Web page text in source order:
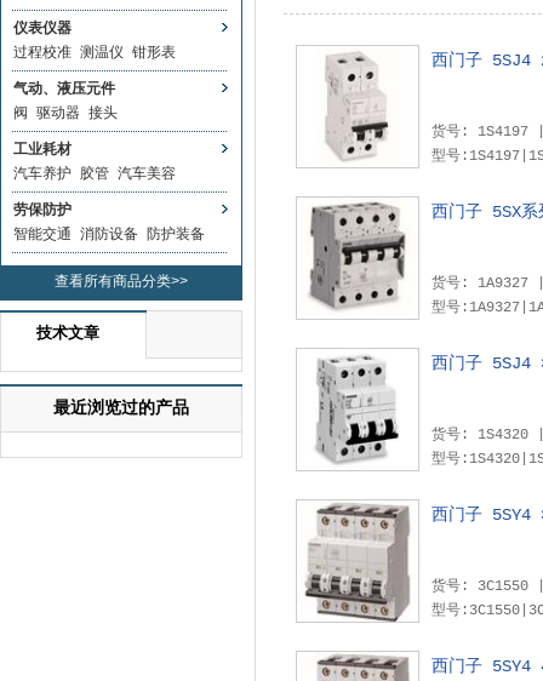
仪表仪器
过程校准 测温仪 钳形表
气动、液压元件
阀
驱动器 接头
工业耗材
汽车养护 胶管 汽车美容
劳保防护
智能交通 消防设备 防护装备
查看所有商品分类>>
技术文章
最近浏览过的产品
西门子 5SJ4
型号
西门子 5SX系
型号
西门子 5SJ4
型号
西门子 5SY4
型号
西门子 5SY4